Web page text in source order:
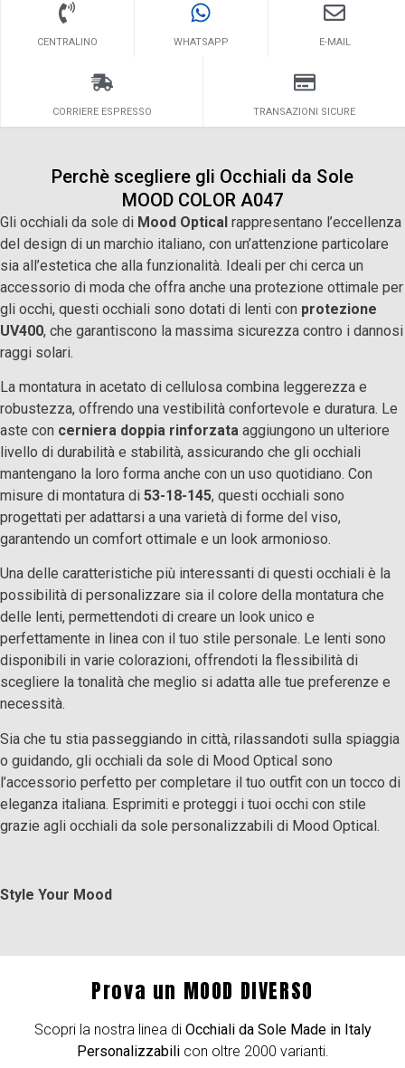
CENTRALINO WHATSAPP E-MAIL
CORRIERE ESPRESSO TRANSAZIONI SICURE
Perchè scegliere gli Occhiali da Sole
MOOD COLOR A047
Gli occhiali da sole di Mood Optical rappresentano l’eccellenza
del design di un marchio italiano, con un’attenzione particolare
sia all’estetica che alla funzionalità. Ideali per chi cerca un
accessorio di moda che offra anche una protezione ottimale per
gli occhi, questi occhiali sono dotati di lenti con protezione
UV400, che garantiscono la massima sicurezza contro i dannosi
raggi solari.
La montatura in acetato di cellulosa combina leggerezza e
robustezza, offrendo una vestibilità confortevole e duratura. Le
aste con cerniera doppia rinforzata aggiungono un ulteriore
livello di durabilità e stabilità, assicurando che gli occhiali
mantengano la loro forma anche con un uso quotidiano. Con
misure di montatura di 53-18-145, questi occhiali sono
progettati per adattarsi a una varietà di forme del viso,
garantendo un comfort ottimale e un look armonioso.
Una delle caratteristiche più interessanti di questi occhiali è la
possibilità di personalizzare sia il colore della montatura che
delle lenti, permettendoti di creare un look unico e
perfettamente in linea con il tuo stile personale. Le lenti sono
disponibili in varie colorazioni, offrendoti la flessibilità di
scegliere la tonalità che meglio si adatta alle tue preferenze e
necessità.
Sia che tu stia passeggiando in città, rilassandoti sulla spiaggia
o guidando, gli occhiali da sole di Mood Optical sono
l’accessorio perfetto per completare il tuo outfit con un tocco di
eleganza italiana. Esprimiti e proteggi i tuoi occhi con stile
grazie agli occhiali da sole personalizzabili di Mood Optical.
Style Your Mood
Prova un MOOD DIVERSO
Scopri la nostra linea di Occhiali da Sole Made in Italy
Personalizzabili con oltre 2000 varianti.